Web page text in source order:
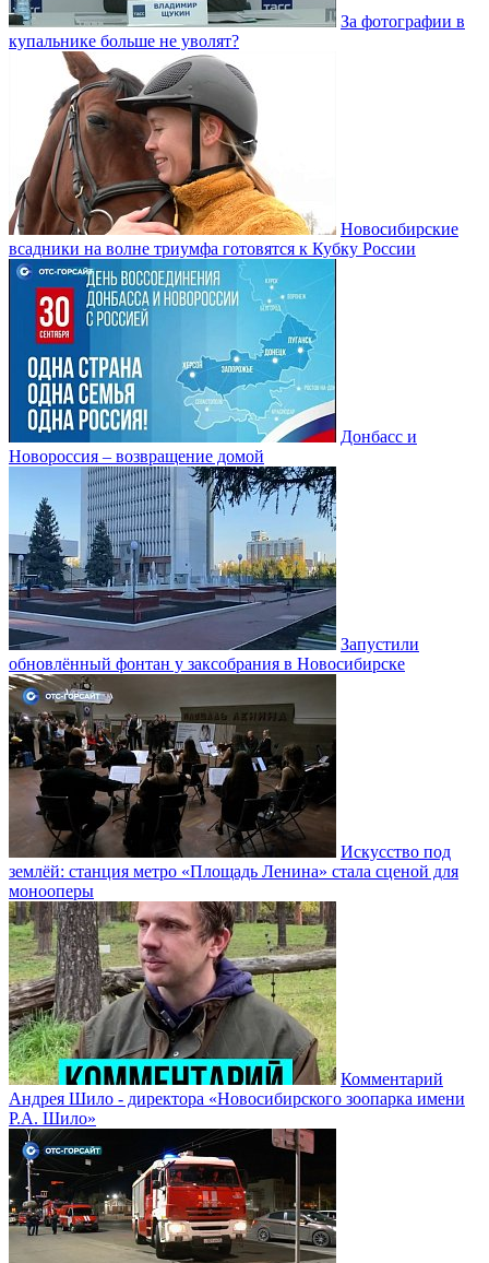
За фотографии в
купальнике больше не уволят?
Новосибирские
всадники на волне триумфа готовятся к Кубку России
Донбасс и
Новороссия – возвращение домой
Запустили
обновлённый фонтан у заксобрания в Новосибирске
Искусство под
землёй: станция метро «Площадь Ленина» стала сценой для
монооперы
Комментарий
Андрея Шило - директора «Новосибирского зоопарка имени
Р.А. Шило»